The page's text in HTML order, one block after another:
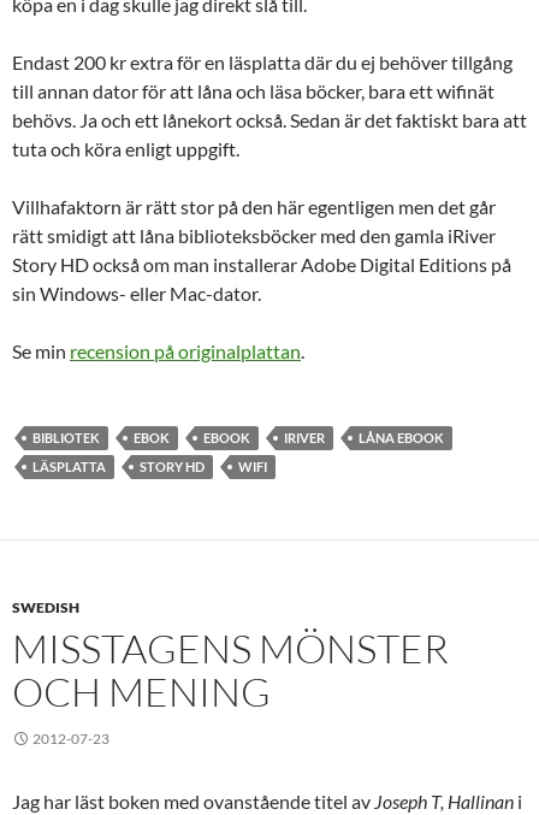
Endast 200 kr extra för en läsplatta där du ej behöver tillgång
till annan dator för att låna och läsa böcker, bara ett wifinät
behövs. Ja och ett lånekort också. Sedan är det faktiskt bara att
tuta och köra enligt uppgift.
Villhafaktorn är rätt stor på den här egentligen men det går
rätt smidigt att låna biblioteksböcker med den gamla iRiver
Story HD också om man installerar Adobe Digital Editions på
sin Windows- eller Mac-dator.
Se min recension på originalplattan.
BIBLIOTEK EBOK EBOOK IRIVER
LÅNA EBOOK
LÄSPLATTA
STORY HD WIFI
SWEDISH
MISSTAGENS MÖNSTER
OCH MENING
2012-07-23
Jag har läst boken med ovanstående titel av Joseph T, Hallinan i